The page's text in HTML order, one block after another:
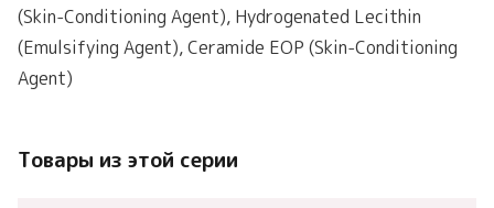
(Skin-Conditioning Agent), Hydrogenated Lecithin
(Emulsifying Agent), Ceramide EOP (Skin-Conditioning
Agent)
Товары из этой серии